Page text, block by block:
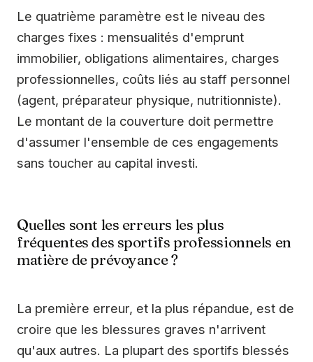
Le quatrième paramètre est le niveau des
charges fixes : mensualités d'emprunt
immobilier, obligations alimentaires, charges
professionnelles, coûts liés au staff personnel
(agent, préparateur physique, nutritionniste).
Le montant de la couverture doit permettre
d'assumer l'ensemble de ces engagements
sans toucher au capital investi.
Quelles sont les erreurs les plus
fréquentes des sportifs professionnels en
matière de prévoyance ?
La première erreur, et la plus répandue, est de
croire que les blessures graves n'arrivent
qu'aux autres. La plupart des sportifs blessés